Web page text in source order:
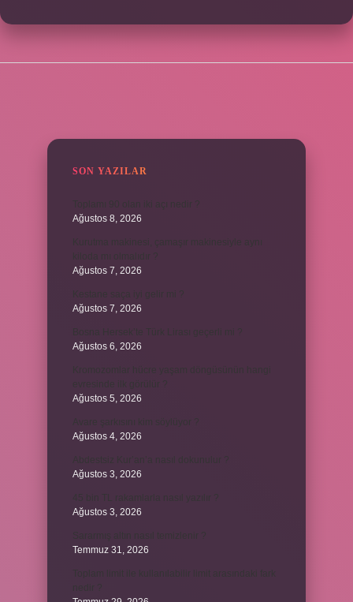
SON YAZILAR
Ağustos 8, 2026
Ağustos 7, 2026
Ağustos 7, 2026
Ağustos 6, 2026
Ağustos 5, 2026
Ağustos 4, 2026
Ağustos 3, 2026
Ağustos 3, 2026
Temmuz 31, 2026